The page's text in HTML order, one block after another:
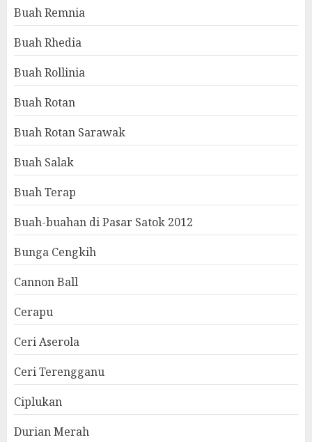
Buah Remnia
Buah Rhedia
Buah Rollinia
Buah Rotan
Buah Rotan Sarawak
Buah Salak
Buah Terap
Buah-buahan di Pasar Satok 2012
Bunga Cengkih
Cannon Ball
Cerapu
Ceri Aserola
Ceri Terengganu
Ciplukan
Durian Merah